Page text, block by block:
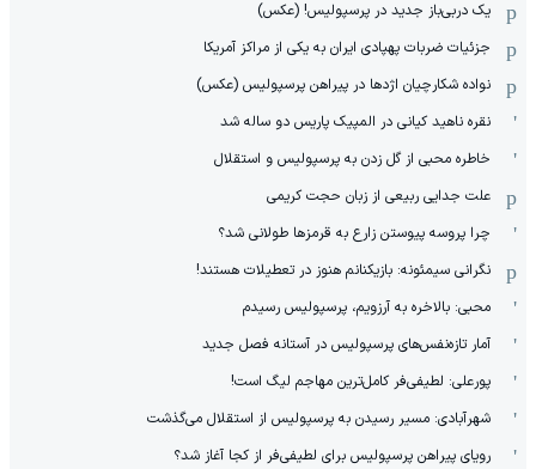
یک دربی‌باز جدید در پرسپولیس! (عکس)
جزئیات ضربات پهپادی ایران به یکی از مراکز آمریکا
نواده شکارچیان اژدها در پیراهن پرسپولیس (عکس)
نقره ناهید کیانی در المپیک پاریس دو ساله شد
خاطره محبی از گل زدن به پرسپولیس و استقلال
علت جدایی ربیعی از زبان حجت کریمی
چرا پروسه پیوستن زارع به قرمزها طولانی شد؟
نگرانی سیمئونه: بازیکنانم هنوز در تعطیلات هستند!
محبی: بالاخره به آرزویم، پرسپولیس رسیدم
آمار تازه‌نفس‌های پرسپولیس در آستانه فصل جدید
پورعلی: لطیفی‌فر کامل‌ترین مهاجم لیگ است!
شهرآبادی: مسیر رسیدن به پرسپولیس از استقلال می‌گذشت
رویای پیراهن پرسپولیس برای لطیفی‌فر از کجا آغاز شد؟